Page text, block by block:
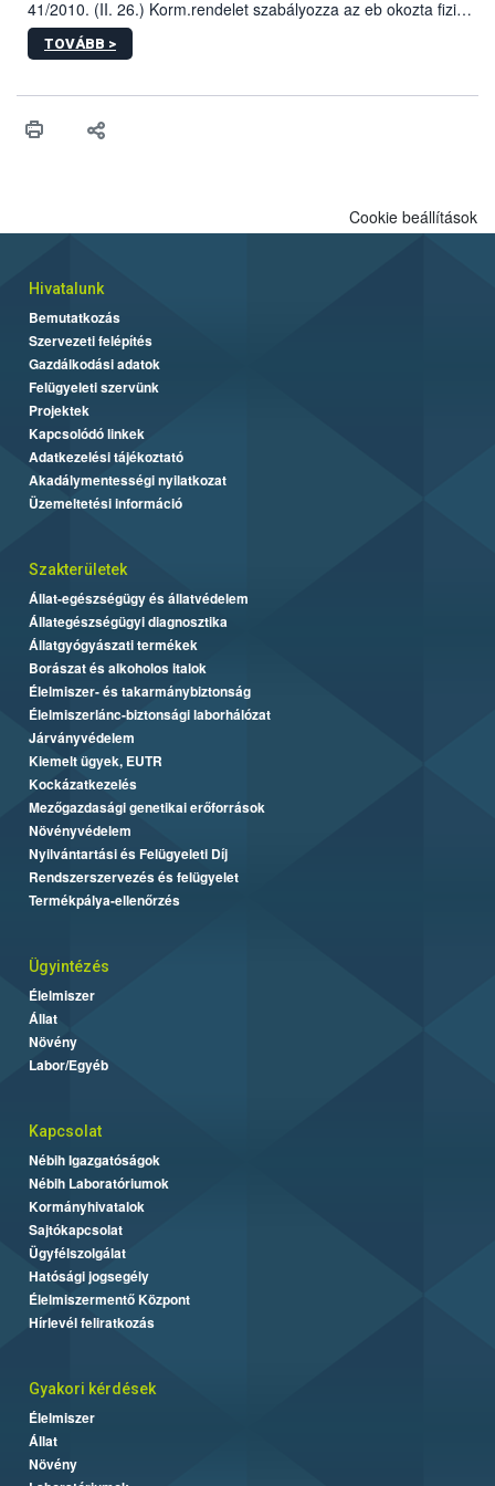
41/2010. (II. 26.) Korm.rendelet szabályozza az eb okozta fizikai
sérülés, illetve ennek veszélye keletkezésekor felmerülő
hatósági feladatokat, valamint a veszélyes eb tartását és annak
vonni az ebek viselkedésének megítélésében jártas szakértőt.
TOVÁBB >
Cookie beállítások
Hivatalunk
Bemutatkozás
Szervezeti felépítés
Gazdálkodási adatok
Felügyeleti szervünk
Projektek
Kapcsolódó linkek
Adatkezelési tájékoztató
Akadálymentességi nyilatkozat
Üzemeltetési információ
Szakterületek
Állat-egészségügy és állatvédelem
Állategészségügyi diagnosztika
Állatgyógyászati termékek
Borászat és alkoholos italok
Élelmiszer- és takarmánybiztonság
Élelmiszerlánc-biztonsági laborhálózat
Járványvédelem
Kiemelt ügyek, EUTR
Kockázatkezelés
Mezőgazdasági genetikai erőforrások
Növényvédelem
Nyilvántartási és Felügyeleti Díj
Rendszerszervezés és felügyelet
Termékpálya-ellenőrzés
Ügyintézés
Élelmiszer
Állat
Növény
Labor/Egyéb
Kapcsolat
Nébih Igazgatóságok
Nébih Laboratóriumok
Kormányhivatalok
Sajtókapcsolat
Ügyfélszolgálat
Hatósági jogsegély
Élelmiszermentő Központ
Hírlevél feliratkozás
Gyakori kérdések
Élelmiszer
Állat
Növény